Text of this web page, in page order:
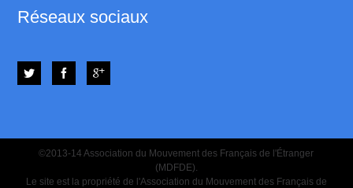
Réseaux sociaux
©2013-14 Association du Mouvement des Français de l'Étranger
(MDFDE).
Le site est la propriété de l'Association du Mouvement des Français de